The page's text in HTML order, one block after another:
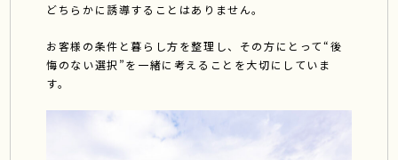
どちらかに誘導することはありません。
お客様の条件と暮らし方を整理し、その方にとって“後
悔のない選択”を一緒に考えることを大切にしていま
す。